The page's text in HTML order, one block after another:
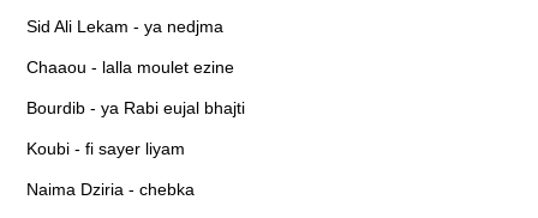
Sid Ali Lekam - ya nedjma
Chaaou - lalla moulet ezine
Bourdib - ya Rabi eujal bhajti
Koubi - fi sayer liyam
Naima Dziria - chebka